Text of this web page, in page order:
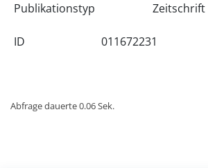
Publikationstyp
Zeitschrift
ID 011672231
Abfrage dauerte 0.06 Sek.